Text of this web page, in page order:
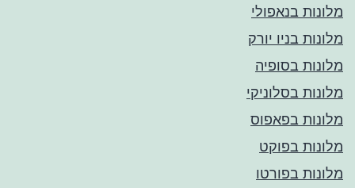
מלונות בנאפולי
מלונות בניו יורק
מלונות בסופיה
מלונות בסלוניקי
מלונות בפאפוס
מלונות בפוקט
מלונות בפורטו